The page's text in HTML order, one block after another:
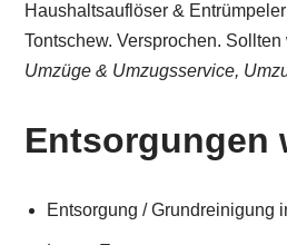
Haushaltsauflöser &
Tontschew. Versprochen.
Umzüge & Umzugsservice,
Entsorgungen
Entsorgung / Grundreinigung